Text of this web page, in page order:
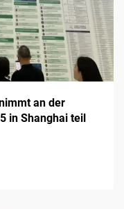
an der
in Shanghai teil